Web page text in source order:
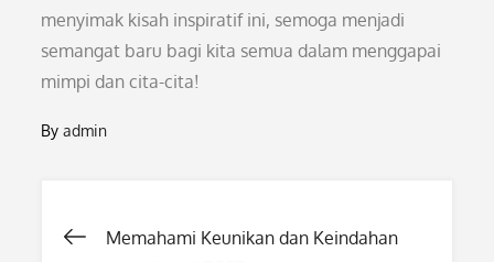
menyimak kisah inspiratif ini, semoga menjadi
semangat baru bagi kita semua dalam menggapai
mimpi dan cita-cita!
Byadmin
Post
Memahami Keunikan dan Keindahan